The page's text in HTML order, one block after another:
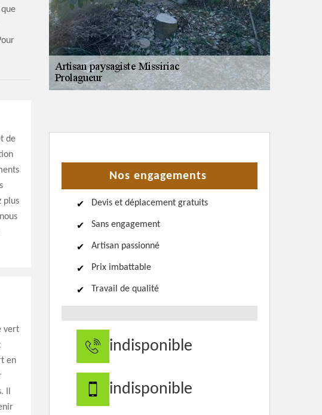
de
plus
vert
en
Il
Nos engagements
Devis et déplacement gratuits
Sans engagement
Artisan passionné
Prix imbattable
Travail de qualité
indisponible
indisponible